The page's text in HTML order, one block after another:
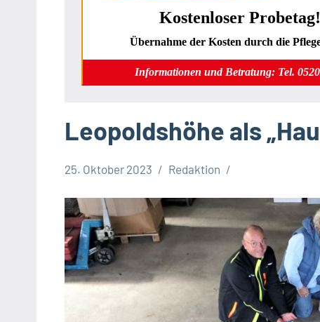
Kostenloser Probetag!
Übernahme der Kosten durch die
Informationen und Betratung: Tel.
Leopoldshöhe als
Thema
25. Oktober 2023 Redaktion